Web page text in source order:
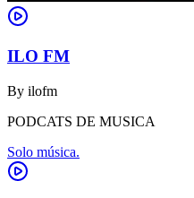
ILO FM
By ilofm
PODCATS DE MUSICA
Solo música.